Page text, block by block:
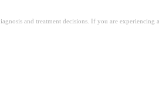
and treatment decisions. If you are experiencing